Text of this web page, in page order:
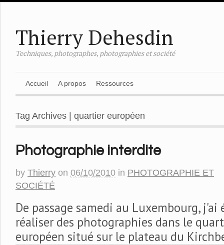
Thierry Dehesdin
Techniques, photographes, photographies et société
Accueil A propos Ressources
Tag Archives | quartier européen
Photographie interdite
by Thierry on 06/10/2010 in PHOTOGRAPHIE ET
SOCIÉTÉ
De passage samedi au Luxembourg, j'ai
réaliser des photographies dans le
européen situé sur le plateau du